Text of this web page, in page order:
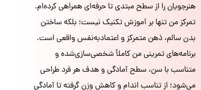
هنرجویان را از سطح مبتدی تا حرفه‌ای همراهی کرده‌ام.
تمرکز من تنها بر آموزش تکنیک نیست؛ بلکه ساختن
بدن سالم، ذهن متمرکز و اعتمادبه‌نفس واقعی است.
برنامه‌های تمرینی من کاملاً شخصی‌سازی‌شده و
متناسب با سن، سطح آمادگی و هدف هر فرد طراحی
می‌شود؛ از تناسب اندام و کاهش وزن گرفته تا آمادگی